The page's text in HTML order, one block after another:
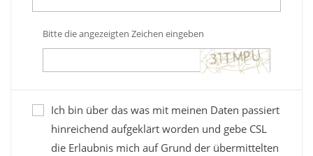
Bitte die angezeigten Zeichen eingeben
Ich bin über das was mit meinen Daten passiert
hinreichend aufgeklärt worden und gebe CSL
die Erlaubnis mich auf Grund der übermittelten